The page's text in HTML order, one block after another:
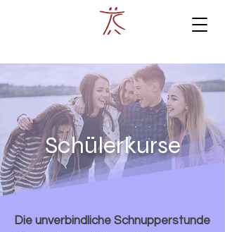
Schülerkurse
Die unverbindliche Schnupperstunde